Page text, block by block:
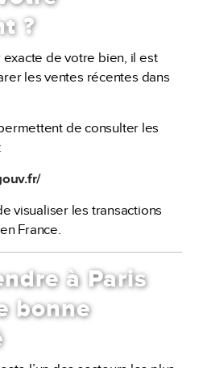
?
de votre bien, il est
les ventes récentes dans
de consulter les
visualiser les transactions
France.
à Paris
bonne